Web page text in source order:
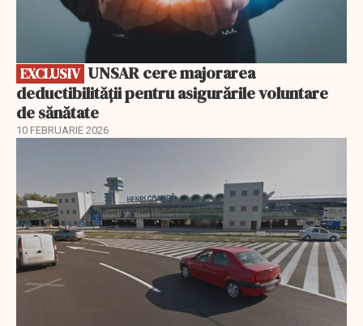
EXCLUSIV
deductibilității pentru asigurările voluntare
de sănătate
10 FEBRUARIE 2026